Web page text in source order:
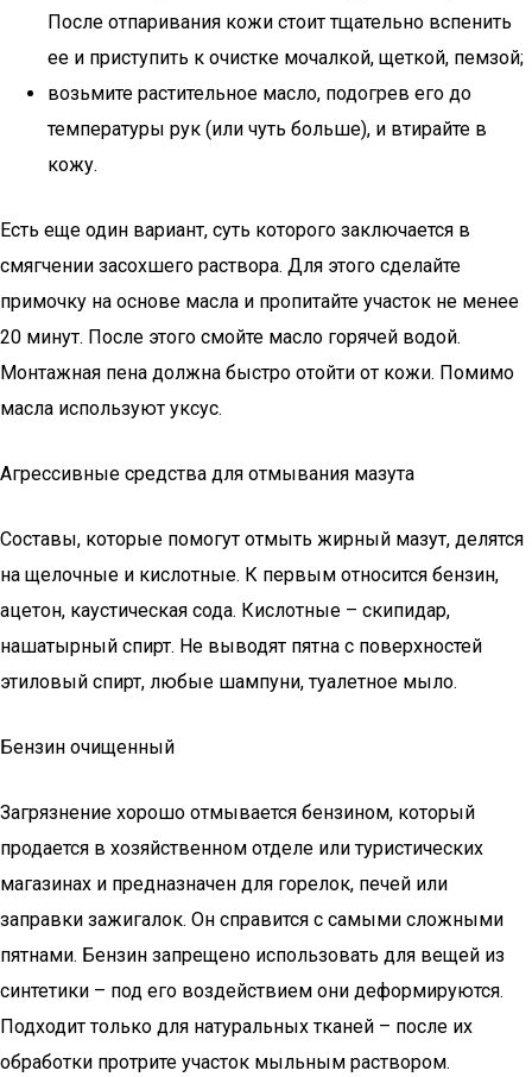
После отпаривания кожи стоит тщательно вспенить
ее и приступить к очистке мочалкой, щеткой, пемзой;
возьмите растительное масло, подогрев его до
температуры рук (или чуть больше), и втирайте в
кожу.
Есть еще один вариант, суть которого заключается в
смягчении засохшего раствора. Для этого сделайте
примочку на основе масла и пропитайте участок не менее
20 минут. После этого смойте масло горячей водой.
Монтажная пена должна быстро отойти от кожи. Помимо
масла используют уксус.
Агрессивные средства для отмывания мазута
Составы, которые помогут отмыть жирный мазут, делятся
на щелочные и кислотные. К первым относится бензин,
ацетон, каустическая сода. Кислотные – скипидар,
нашатырный спирт. Не выводят пятна с поверхностей
этиловый спирт, любые шампуни, туалетное мыло.
Бензин очищенный
Загрязнение хорошо отмывается бензином, который
продается в хозяйственном отделе или туристических
магазинах и предназначен для горелок, печей или
заправки зажигалок. Он справится с самыми сложными
пятнами. Бензин запрещено использовать для вещей из
синтетики – под его воздействием они деформируются.
Подходит только для натуральных тканей – после их
обработки протрите участок мыльным раствором.